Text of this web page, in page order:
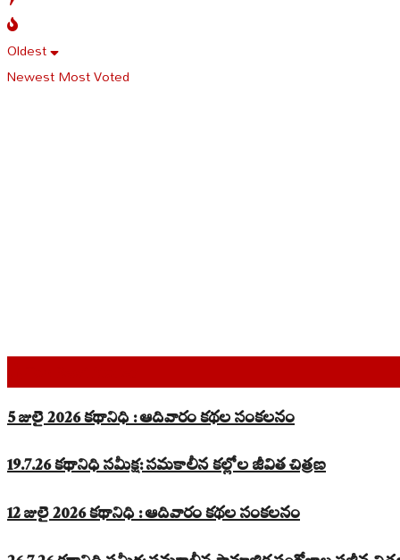
Oldest
NewestMost Voted
5 జులై 2026 కథానిధి : ఆదివారం కథల సంకలనం
19.7.26 కథానిధి సమీక్ష: సమకాలీన కల్లోల జీవిత చిత్రణ
12 జులై 2026 కథానిధి : ఆదివారం కథల సంకలనం